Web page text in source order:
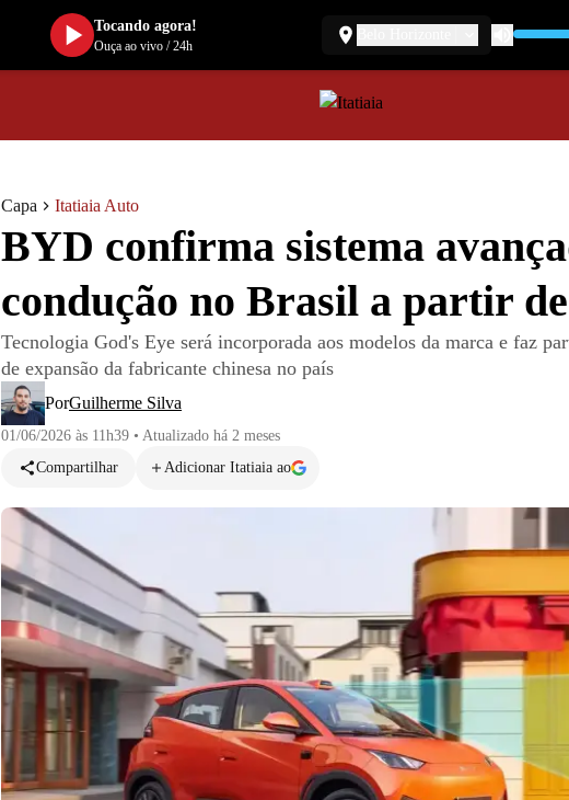
Capa Itatiaia Auto
BYD confirma sistema
condução no Brasil a partir
Tecnologia God's Eye será incorporada aos modelos da marca e faz
de expansão da fabricante chinesa no país
PorGuilherme Silva
01/06/2026 às 11h39 • Atualizado há 2 meses
Compartilhar
Adicionar Itatiaia ao
Tocando agora!
Ouça ao vivo/24h